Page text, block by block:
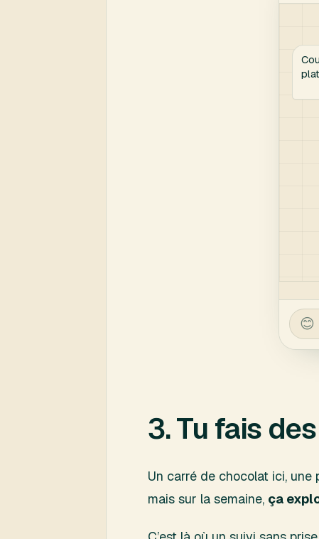
3. Tu fais
Un carré de chocolat ici,
mais sur la semaine, ça